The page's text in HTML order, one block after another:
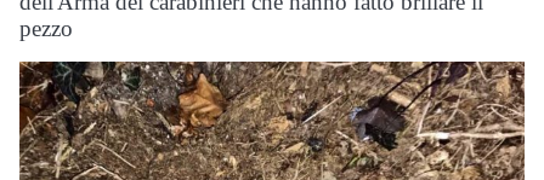
pezzo